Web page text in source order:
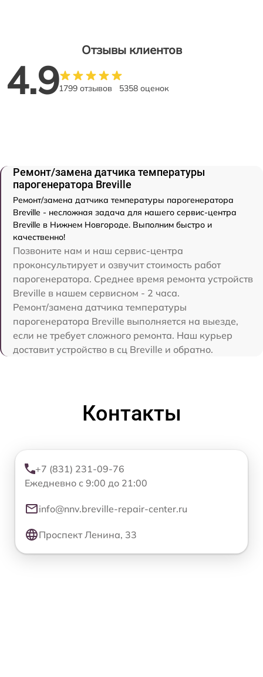
Отзывы клиентов
4.91799 отзывов 5358 оценок
Ремонт/замена датчика температуры
парогенератора Breville
Ремонт/замена датчика температуры парогенератора
Breville - несложная задача для нашего сервис-центра
Breville в Нижнем Новгороде. Выполним быстро и
качественно!
Позвоните нам и наш сервис-центра
проконсультирует и озвучит стоимость работ
парогенератора. Среднее время ремонта устройств
Breville в нашем сервисном - 2 часа.
Ремонт/замена датчика температуры
парогенератора Breville выполняется на выезде,
если не требует сложного ремонта. Наш курьер
доставит устройство в сц Breville и обратно.
Контакты
+7 (831) 231-09-76
Ежедневно с 9:00 до 21:00
info@nnv.breville-repair-center.ru
Проспект Ленина, 33